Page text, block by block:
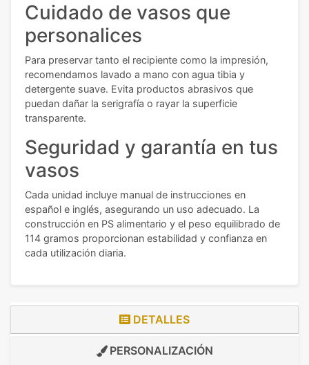
Cuidado de vasos que
personalices
Para preservar tanto el recipiente como la impresión,
recomendamos lavado a mano con agua tibia y
detergente suave. Evita productos abrasivos que
puedan dañar la serigrafía o rayar la superficie
transparente.
Seguridad y garantía en tus
vasos
Cada unidad incluye manual de instrucciones en
español e inglés, asegurando un uso adecuado. La
construcción en PS alimentario y el peso equilibrado de
114 gramos proporcionan estabilidad y confianza en
cada utilización diaria.
DETALLES
PERSONALIZACIÓN